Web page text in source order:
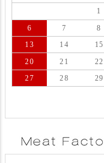
1
6
7 8
13
14 15
20
21 22
27
28 29